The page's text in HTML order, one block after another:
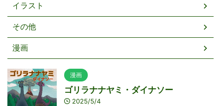
イラスト
その他
漫画
漫画
ゴリラナナヤミ・ダイナソー
2025/5/4